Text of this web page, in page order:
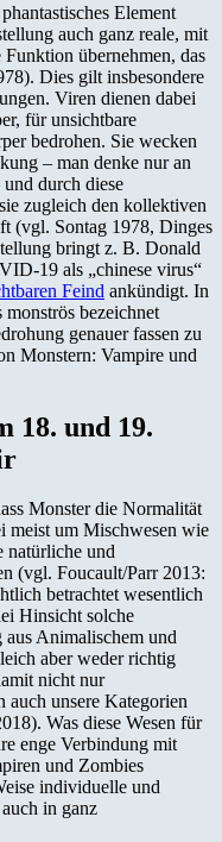
Element
auch ganz reale, mit
übernehmen, das
Dies gilt insbesondere
Viren dienen dabei
für unsichtbare
bedrohen. Sie wecken
– man denke nur an
durch diese
zugleich den kollektiven
(vgl. Sontag 1978, Dinges
bringt z. B. Donald
19 als „chinese virus“
Feind ankündigt. In
bezeichnet
genauer fassen zu
Monstern: Vampire und
18. und 19.
Monster die Normalität
meist um Mischwesen wie
natürliche und
(vgl. Foucault/Parr 2013:
betrachtet wesentlich
Hinsicht solche
Animalischem und
aber weder richtig
nicht nur
auch unsere Kategorien
Was diese Wesen für
enge Verbindung mit
und Zombies
individuelle und
in ganz